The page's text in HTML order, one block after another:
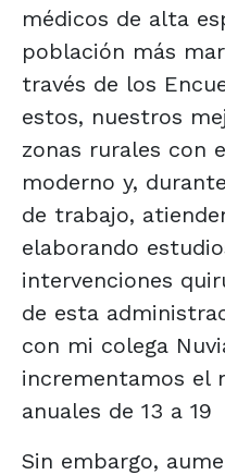
médicos de alta
población más
través de los
estos, nuestros
zonas rurales con
moderno y,
de trabajo,
elaborando
intervenciones
de esta
con mi colega
incrementamos el
anuales de 13 a 19
Sin embargo,